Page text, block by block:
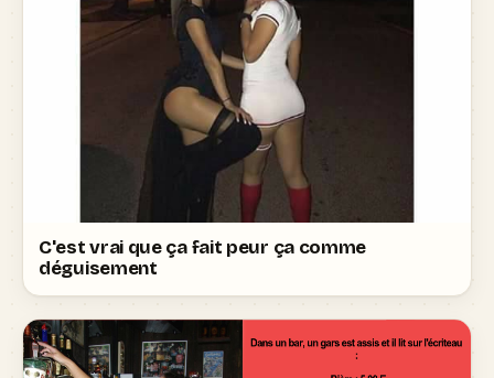
C'est vrai que ça fait peur ça comme
déguisement